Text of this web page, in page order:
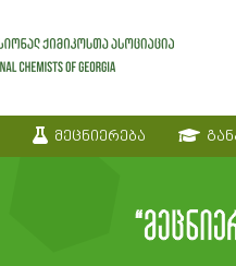
მეცნიერება